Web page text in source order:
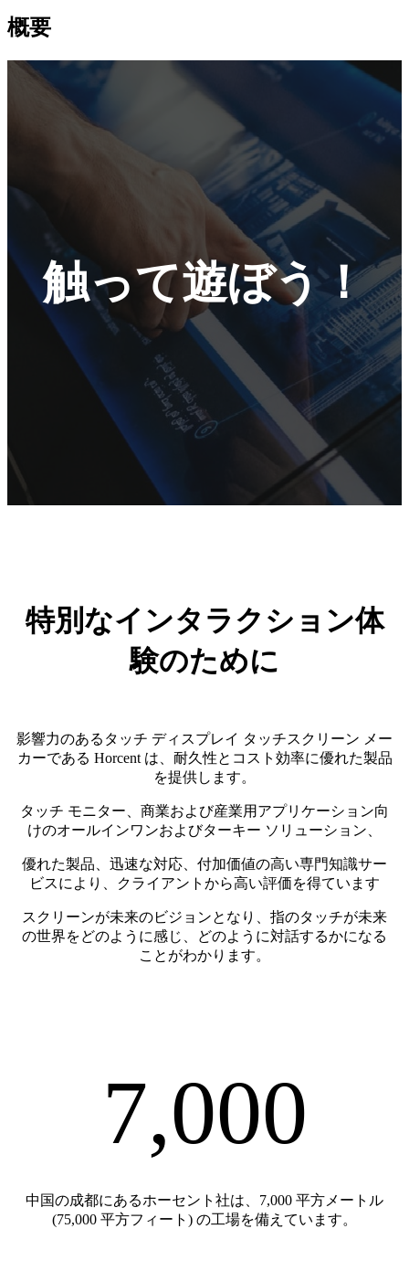
概要
触って遊ぼう！
特別なインタラクション体
験のために
影響力のあるタッチ ディスプレイ タッチスクリーン メー
カーである Horcent は、耐久性とコスト効率に優れた製品
を提供します。
タッチ モニター、商業および産業用アプリケーション向
けのオールインワンおよびターキー ソリューション、
優れた製品、迅速な対応、付加価値の高い専門知識サー
ビスにより、クライアントから高い評価を得ています
スクリーンが未来のビジョンとなり、指のタッチが未来
の世界をどのように感じ、どのように対話するかになる
ことがわかります。
7,000
中国の成都にあるホーセント社は、7,000 平方メートル
(75,000 平方フィート) の工場を備えています。